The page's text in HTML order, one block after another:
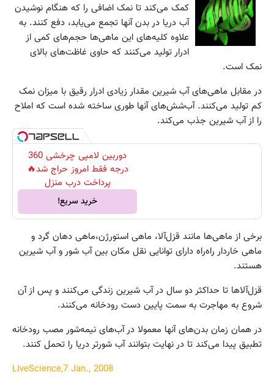
کمک می‌کند تا نمک اضافی را که هنگام نوشیدن
آب دریا در بدن آنها تجمع می‌یابد، دفع کنند. به
علاوه کلیه‌های این ماهی‌ها حجم‌های کمی از
ادرار تولید می‌کنند که حاوی غاظت‌های بالای
نمک است.
در مقابل ماهی‌های آب شیرین مقدار زیادی ادرار رقیق با میزان نمک
کم تولید می‌کنند. آب‌شش‌های آنها طوری ساخته شده است که املاح
را از آب شیرین جذب می‌کند.
دوربین لامپی چرخشی 360
درجه فقط امروز حراج شد🔥
پرداخت درب منزل
خرید سریع!
برخی از ماهی‌ها مانند قزل‌آلا، ماهی استورژن،ماهی دهان گرد و
ماهی خاردار راه‌راه دارای توانایی نقل مکان بین آب شور و آب شیرین
هستند.
قزل‌آلاها تا حداکثر دو سال در آب شیرین زندگی می‌کنند و پس از آن
شروع به مهاجرت به سمت پایین دست رودخانه می‌کنند.
در همان زمان بدن‌های آنها معمولا در آب‌های نیمه‌شور مصب رودخانه
تطبیق پیدا می‌کند تا در نهایت بتوانند آب شورتر دریا را تحمل کنند.
LIveScience,7 Jan., 2008